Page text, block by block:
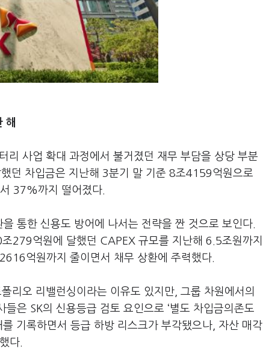
해
리 사업 확대 과정에서 불거졌던 재무 부담을 상당 부분
던 차입금은 지난해 3분기 말 기준 8조4159억원으로
37%까지 떨어졌다.
통한 신용도 방어에 나서는 전략을 짠 것으로 보인다.
279억원에 달했던 CAPEX 규모를 지난해 6.5조원까지
억원까지 줄이면서 채무 상환에 주력했다.
리오 리밸런싱이라는 이유도 있지만, 그룹 차원에서의
은 SK의 신용등급 검토 요인으로 ‘별도 차입금의존도
기록하면서 등급 하방 리스크가 부각됐으나, 자산 매각
다.